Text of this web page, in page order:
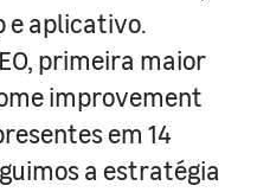
e aplicativo.
primeira maior
improvement
em 14
a estratégia